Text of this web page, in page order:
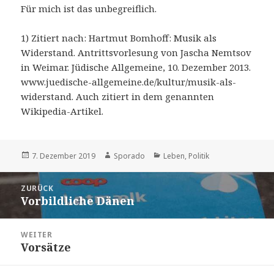
Für mich ist das unbegreiflich.
1) Zitiert nach: Hartmut Bomhoff: Musik als
Widerstand. Antrittsvorlesung von Jascha Nemtsov
in Weimar. Jüdische Allgemeine, 10. Dezember 2013.
www.juedische-allgemeine.de/kultur/musik-als-
widerstand. Auch zitiert in dem genannten
Wikipedia-Artikel.
Veröffentlicht
7. Dezember 2019 Autor
Sporado Kategorien
Leben Politik
Beitrags-
Navigation
ZURÜCK
Vorheriger
Beitrag:
Vorbildliche Dänen
WEITER
Nächster
Vorsätze